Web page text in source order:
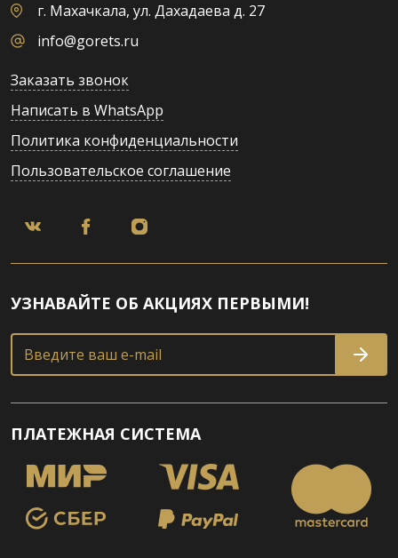
г. Махачкала, ул. Дахадаева д. 27
info@gorets.ru
Заказать звонок
Написать в WhatsApp
Политика конфиденциальности
Пользовательское соглашение
УЗНАВАЙТЕ ОБ АКЦИЯХ ПЕРВЫМИ!
Введите ваш e-mail
ПЛАТЕЖНАЯ СИСТЕМА